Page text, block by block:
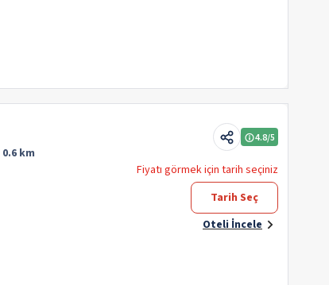
0.6 km
4.8/5
Fiyatı görmek için tarih seçiniz
Tarih Seç
Oteli İncele